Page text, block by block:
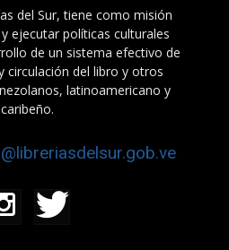
del Sur, tiene como misión
ejecutar políticas culturales
de un sistema efectivo de
circulación del libro y otros
latinoamericano y
caribeño.